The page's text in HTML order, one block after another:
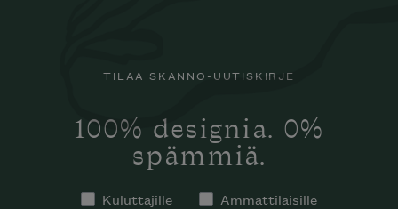
TILAA SKANNO-UUTISKIRJE
100% designia. 0%
spämmiä.
Kuluttajille Ammattilaisille